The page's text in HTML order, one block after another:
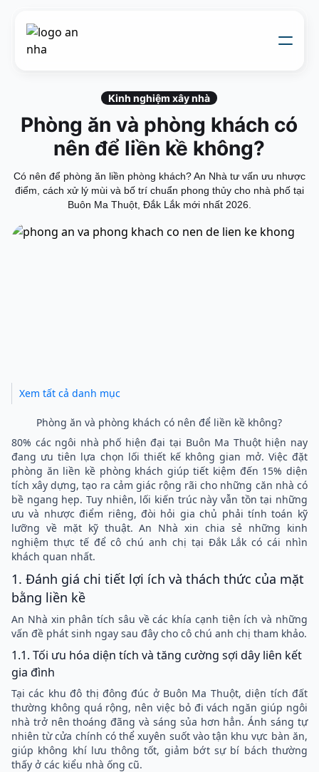
Dự án
Nhật kí thi công
Mẫu nhà
Kinh nghiệm xây nhà
Phòng ăn và phòng khách có
nên để liền kề không?
Có nên để phòng ăn liền phòng khách? An Nhà tư vấn ưu nhược
điểm, cách xử lý mùi và bố trí chuẩn phong thủy cho nhà phố tại
Buôn Ma Thuột, Đắk Lắk mới nhất 2026.
Xem tất cả danh mục
Phòng ăn và phòng khách có nên để liền kề không?
80% các ngôi nhà phố hiện đại tại Buôn Ma Thuột hiện nay
đang ưu tiên lựa chọn lối thiết kế không gian mở. Việc đặt
phòng ăn liền kề phòng khách giúp tiết kiệm đến 15% diện
tích xây dựng, tạo ra cảm giác rộng rãi cho những căn nhà có
bề ngang hẹp. Tuy nhiên, lối kiến trúc này vẫn tồn tại những
ưu và nhược điểm riêng, đòi hỏi gia chủ phải tính toán kỹ
lưỡng về mặt kỹ thuật. An Nhà xin chia sẻ những kinh
nghiệm thực tế để cô chú anh chị tại Đắk Lắk có cái nhìn
khách quan nhất.
1. Đánh giá chi tiết lợi ích và thách thức của mặt
bằng liền kề
An Nhà xin phân tích sâu về các khía cạnh tiện ích và những
vấn đề phát sinh ngay sau đây cho cô chú anh chị tham khảo.
1.1. Tối ưu hóa diện tích và tăng cường sợi dây liên kết
gia đình
Tại các khu đô thị đông đúc ở Buôn Ma Thuột, diện tích đất
thường không quá rộng, nên việc bỏ đi vách ngăn giúp ngôi
nhà trở nên thoáng đãng và sáng sủa hơn hẳn. Ánh sáng tự
nhiên từ cửa chính có thể xuyên suốt vào tận khu vực bàn ăn,
giúp không khí lưu thông tốt, giảm bớt sự bí bách thường
thấy ở các kiểu nhà ống cũ.